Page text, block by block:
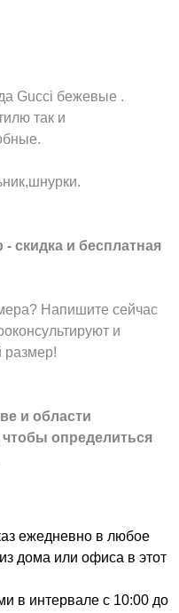
Gucci бежевые .
так и
скидка и бесплатная
Напишите сейчас
и
размер!
и области
чтобы определиться
ежедневно в любое
дома или офиса в этот
в интервале с 10:00 до